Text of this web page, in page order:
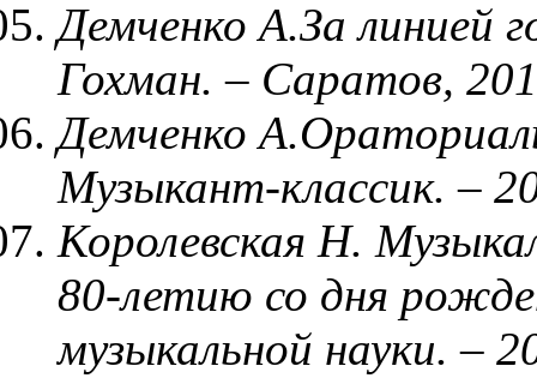
Демченко А.За линией
Гохман. – Саратов,
Демченко
Музыкант-классик. –
Королевская Н.
80-летию со дня
музыкальной науки. –